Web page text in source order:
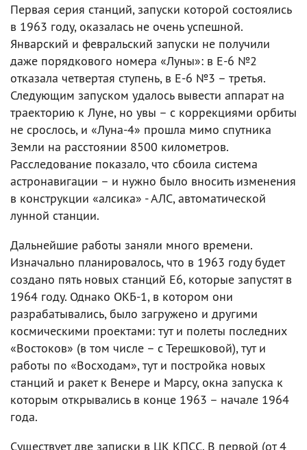
Первая серия станций, запуски которой состоялись
в 1963 году, оказалась не очень успешной.
Январский и февральский запуски не получили
даже порядкового номера «Луны»: в E-6 №2
отказала четвертая ступень, в E-6 №3 – третья.
Следующим запуском удалось вывести аппарат на
траекторию к Луне, но увы – с коррекциями орбиты
не срослось, и «Луна-4» прошла мимо спутника
Земли на расстоянии 8500 километров.
Расследование показало, что сбоила система
астронавигации – и нужно было вносить изменения
в конструкции «алсика» - АЛС, автоматической
лунной станции.
Дальнейшие работы заняли много времени.
Изначально планировалось, что в 1963 году будет
создано пять новых станций Е6, которые запустят в
1964 году. Однако ОКБ-1, в котором они
разрабатывались, было загружено и другими
космическими проектами: тут и полеты последних
«Востоков» (в том числе – с Терешковой), тут и
работы по «Восходам», тут и постройка новых
станций и ракет к Венере и Марсу, окна запуска к
которым открывались в конце 1963 – начале 1964
года.
Существует две записки в ЦК КПСС. В первой (от 4